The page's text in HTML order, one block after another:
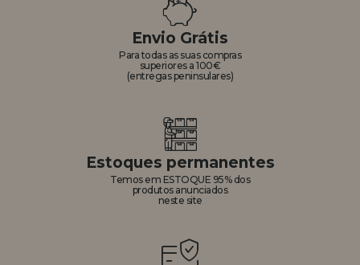
Envio Grátis
Para todas as suas compras
superiores a 100€
(entregas peninsulares)
Estoques permanentes
Temos em ESTOQUE 95% dos
produtos anunciados
neste site